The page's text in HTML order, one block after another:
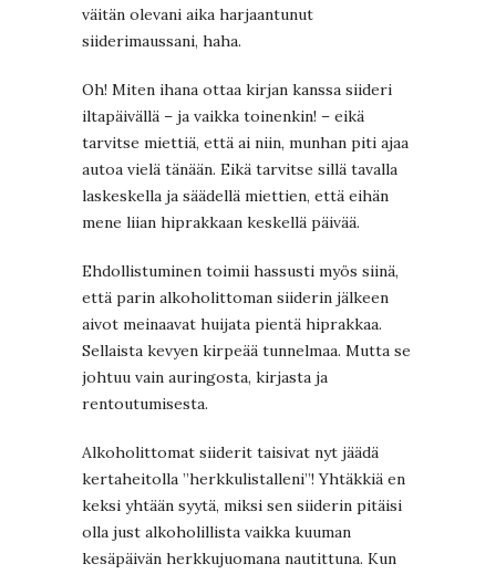
väitän olevani aika harjaantunut
siiderimaussani, haha.
Oh! Miten ihana ottaa kirjan kanssa siideri
iltapäivällä – ja vaikka toinenkin! – eikä
tarvitse miettiä, että ai niin, munhan piti ajaa
autoa vielä tänään. Eikä tarvitse sillä tavalla
laskeskella ja säädellä miettien, että eihän
mene liian hiprakkaan keskellä päivää.
Ehdollistuminen toimii hassusti myös siinä,
että parin alkoholittoman siiderin jälkeen
aivot meinaavat huijata pientä hiprakkaa.
Sellaista kevyen kirpeää tunnelmaa. Mutta se
johtuu vain auringosta, kirjasta ja
rentoutumisesta.
Alkoholittomat siiderit taisivat nyt jäädä
kertaheitolla ”herkkulistalleni”! Yhtäkkiä en
keksi yhtään syytä, miksi sen siiderin pitäisi
olla just alkoholillista vaikka kuuman
kesäpäivän herkkujuomana nautittuna. Kun